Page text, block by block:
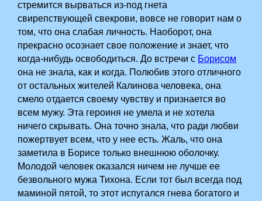
стремится вырваться из-под гнета
свирепствующей свекрови, вовсе не говорит нам о
том, что она слабая личность. Наоборот, она
прекрасно осознает свое положение и знает, что
когда-нибудь освободиться. До встречи с Борисом
она не знала, как и когда. Полюбив этого отличного
от остальных жителей Калинова человека, она
смело отдается своему чувству и признается во
всем мужу. Эта героиня не умела и не хотела
ничего скрывать. Она точно знала, что ради любви
пожертвует всем, что у нее есть. Жаль, что она
заметила в Борисе только внешнюю оболочку.
Молодой человек оказался ничем не лучше ее
безвольного мужа Тихона. Если тот был всегда под
маминой пятой, то этот испугался гнева богатого и